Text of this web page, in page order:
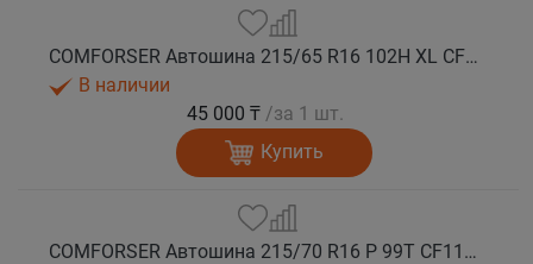
COMFORSER Автошина 215/65 R16 102H XL CF1100 RWL лето
В наличии
45 000 ₸ /за 1 шт.
Купить
COMFORSER Автошина 215/70 R16 P 99T CF1100 RWL лето